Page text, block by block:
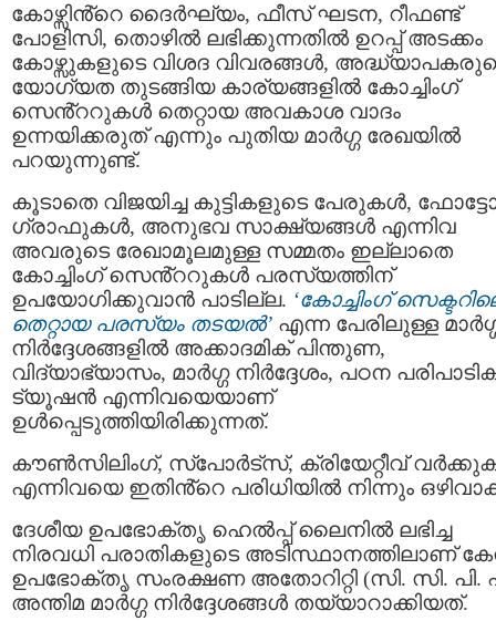
കോഴ്സിൻ്റെ ദൈർഘ്യം, ഫീസ് ഘടന, റീഫണ്ട്
പോളിസി, തൊഴിൽ ലഭിക്കുന്നതിൽ ഉറപ്പ് അടക്കം
കോഴ്സുകളുടെ വിശദ വിവരങ്ങൾ,
യോഗ്യത തുടങ്ങിയ കാര്യങ്ങളിൽ കോച്ചിംഗ്
സെൻ്ററുകൾ തെറ്റായ അവകാശ വാദം
ഉന്നയിക്കരുത് എന്നും പുതിയ മാർഗ്ഗ രേഖയിൽ
പറയുന്നുണ്ട്.
കൂടാതെ വിജയിച്ച കുട്ടികളുടെ പേരുകൾ,
ഗ്രാഫുകൾ, അനുഭവ സാക്ഷ്യങ്ങൾ എന്നിവ
അവരുടെ രേഖാമൂലമുള്ള സമ്മതം ഇല്ലാതെ
കോച്ചിംഗ് സെൻ്ററുകൾ പരസ്യത്തിന്
ഉപയോഗിക്കുവാൻ പാടില്ല. ‘കോച്ചിംഗ്
തെറ്റായ പരസ്യം തടയൽ’ എന്ന പേരിലുള്ള
നിർദ്ദേശങ്ങളിൽ അക്കാദമിക് പിന്തുണ,
വിദ്യാഭ്യാസം, മാർഗ്ഗ നിർദ്ദേശം, പഠന
ട്യൂഷൻ എന്നിവയെയാണ്
ഉൾപ്പെടുത്തിയിരിക്കുന്നത്.
കൗൺസിലിംഗ്, സ്പോർട്സ്, ക്രിയേറ്റീവ്
എന്നിവയെ ഇതിൻ്റെ പരിധിയിൽ നിന്നും
ദേശീയ ഉപഭോക്തൃ ഹെൽപ്പ് ലൈനിൽ ലഭിച്ച
നിരവധി പരാതികളുടെ അടിസ്ഥാനത്തിലാണ്
ഉപഭോക്തൃ സംരക്ഷണ അതോറിറ്റി (സി. സി. പി.
അന്തിമ മാർഗ്ഗ നിർദ്ദേശങ്ങൾ തയ്യാറാക്കിയത്.